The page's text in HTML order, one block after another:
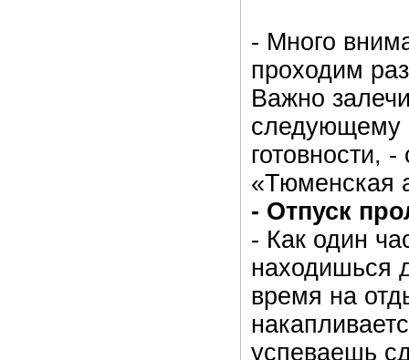
- Много
проходим
Важно
следующему
готовности,
«Тюменская
- Отпуск
- Как один
находишься
время на
успеваешь